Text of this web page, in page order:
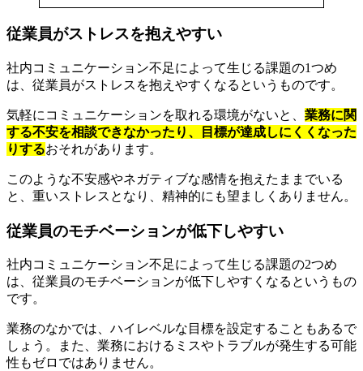
従業員がストレスを抱えやすい
社内コミュニケーション不足によって生じる課題の1つめ
は、従業員がストレスを抱えやすくなるというものです。
気軽にコミュニケーションを取れる環境がないと、 業務に関
する不安を相談できなかったり、目標が達成しにくくなった
りするおそれがあります。
このような不安感やネガティブな感情を抱えたままでいる
と、重いストレスとなり、精神的にも望ましくありません。
従業員のモチベーションが低下しやすい
社内コミュニケーション不足によって生じる課題の2つめ
は、従業員のモチベーションが低下しやすくなるというもの
です。
業務のなかでは、ハイレベルな目標を設定することもあるで
しょう。また、業務におけるミスやトラブルが発生する可能
性もゼロではありません。